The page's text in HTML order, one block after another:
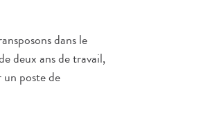
dans le
deux ans de travail,
poste de